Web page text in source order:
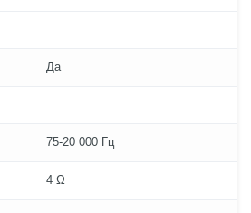
Да
75-20 000 Гц
4 Ω